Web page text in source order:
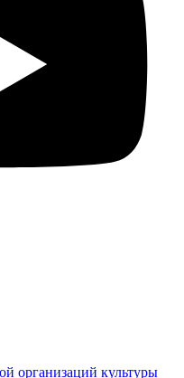
организаций культуры